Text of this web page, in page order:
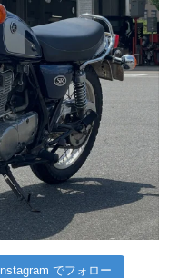
Instagram でフォロー